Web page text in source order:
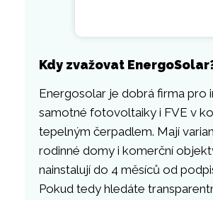
Kdy zvažovat
Energosolar je dobrá firma pro
samotné fotovoltaiky i FVE v
tepelným čerpadlem. Mají
rodinné domy i komerční
nainstalují do 4 měsíců od
Pokud tedy hledáte